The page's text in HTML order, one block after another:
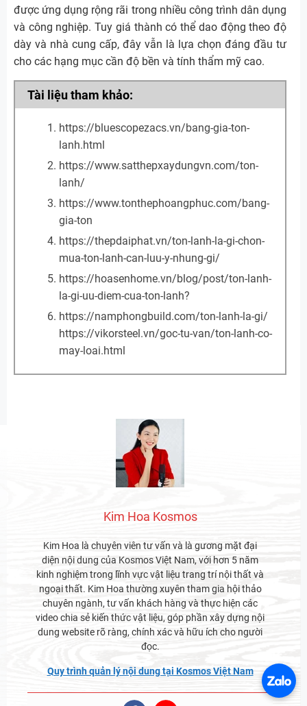
được ứng dụng rộng rãi trong nhiều công trình dân dụng
và công nghiệp. Tuy giá thành có thể dao động theo độ
dày và nhà cung cấp, đây vẫn là lựa chọn đáng đầu tư
cho các hạng mục cần độ bền và tính thẩm mỹ cao.
Tài liệu tham khảo:
https://bluescopezacs.vn/bang-gia-ton-
lanh.html
https://www.satthepxaydungvn.com/ton-
lanh/
https://www.tonthephoangphuc.com/bang-
gia-ton
https://thepdaiphat.vn/ton-lanh-la-gi-chon-
mua-ton-lanh-can-luu-y-nhung-gi/
https://hoasenhome.vn/blog/post/ton-lanh-
la-gi-uu-diem-cua-ton-lanh?
https://namphongbuild.com/ton-lanh-la-gi/
https://vikorsteel.vn/goc-tu-van/ton-lanh-co-
may-loai.html
Kim Hoa Kosmos
Kim Hoa là chuyên viên tư vấn và là gương mặt đại
diện nội dung của Kosmos Việt Nam, với hơn 5 năm
kinh nghiệm trong lĩnh vực vật liệu trang trí nội thất và
ngoại thất. Kim Hoa thường xuyên tham gia hội thảo
chuyên ngành, tư vấn khách hàng và thực hiện các
video chia sẻ kiến thức vật liệu, góp phần xây dựng nội
dung website rõ ràng, chính xác và hữu ích cho người
đọc.
Quy trình quản lý nội dung tại Kosmos Việt Nam